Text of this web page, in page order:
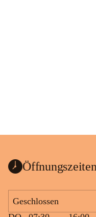
Öffnungszeiten
Geschlossen